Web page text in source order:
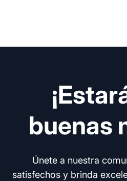
buenas
Únete a nuestra
satisfechos y brinda